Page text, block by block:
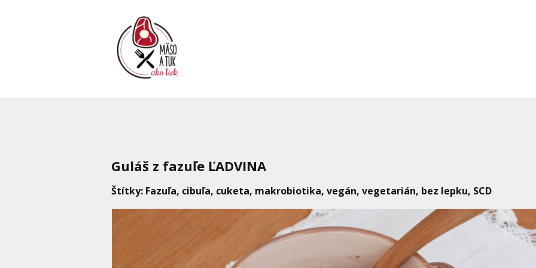
Guláš z fazuľe ĽADVINA
Štítky: Fazuľa, cibuľa, cuketa, makrobiotika, vegán, vegetarián, bez lepku, SCD